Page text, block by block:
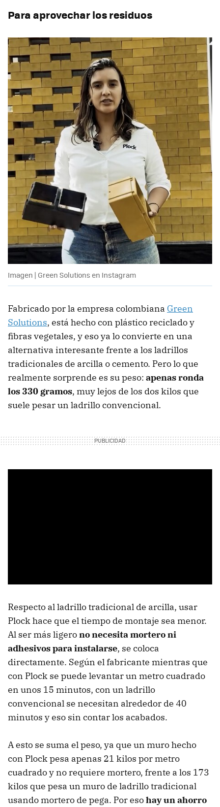
Para aprovechar los residuos
Imagen | Green Solutions en Instagram
Fabricado por la empresa colombiana Green
Solutions, está hecho con plástico reciclado y
fibras vegetales, y eso ya lo convierte en una
alternativa interesante frente a los ladrillos
tradicionales de arcilla o cemento. Pero lo que
realmente sorprende es su peso: apenas ronda
los 330 gramos, muy lejos de los dos kilos que
suele pesar un ladrillo convencional.
Respecto al ladrillo tradicional de arcilla, usar
Plock hace que el tiempo de montaje sea menor.
Al ser más ligerono necesita mortero ni
adhesivos para instalarse, se coloca
directamente. Según el fabricante mientras que
con Plock se puede levantar un metro cuadrado
en unos 15 minutos, con un ladrillo
convencional se necesitan alrededor de 40
minutos y eso sin contar los acabados.
A esto se suma el peso, ya que un muro hecho
con Plock pesa apenas 21 kilos por metro
cuadrado y no requiere mortero, frente a los 173
kilos que pesa un muro de ladrillo tradicional
usando mortero de pega. Por esohay un ahorro